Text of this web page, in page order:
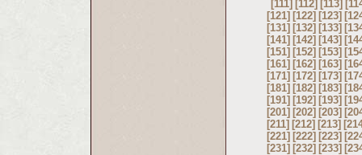
[111] [112] [113]
[121] [122] [123]
[131] [132] [133]
[141] [142] [143]
[151] [152] [153]
[161] [162] [163]
[171] [172] [173]
[181] [182] [183]
[191] [192] [193]
[201] [202] [203]
[211] [212] [213]
[221] [222] [223]
[231] [232] [233]